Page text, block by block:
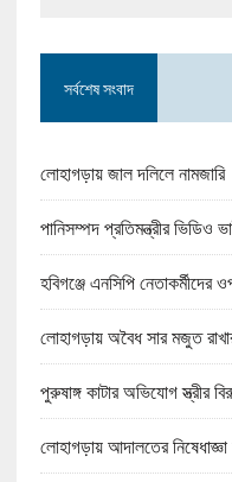
সর্বশেষ সংবাদ
লোহাগড়ায় জাল দলিলে
পানিসম্পদ প্রতিমন্ত্রীর ভিডিও
হবিগঞ্জে এনসিপি নেতাকর্মীদের
লোহাগড়ায় অবৈধ সার মজুত
পুরুষাঙ্গ কাটার অভিযোগ স্ত্রীর
লোহাগড়ায় আদালতের